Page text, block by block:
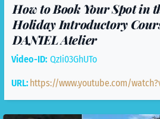
How to Book Your Spot in
Holiday Introductory
DANIEL Atelier
Video-ID: QzIi03GhUTo
URL: https://www.youtube.com/